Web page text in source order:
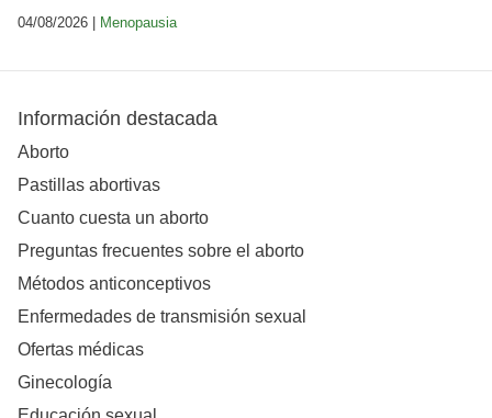
04/08/2026 | Menopausia
Información destacada
Aborto
Pastillas abortivas
Cuanto cuesta un aborto
Preguntas frecuentes sobre el aborto
Métodos anticonceptivos
Enfermedades de transmisión sexual
Ofertas médicas
Ginecología